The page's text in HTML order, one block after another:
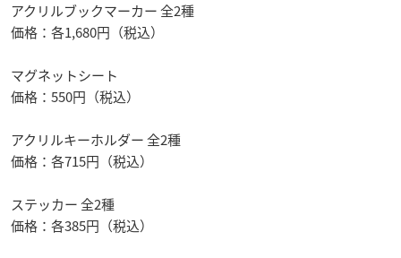
アクリルブックマーカー 全2種
価格：各1,680円（税込）
マグネットシート
価格：550円（税込）
アクリルキーホルダー 全2種
価格：各715円（税込）
ステッカー 全2種
価格：各385円（税込）